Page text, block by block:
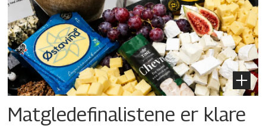
Matgledefinalistene er klare